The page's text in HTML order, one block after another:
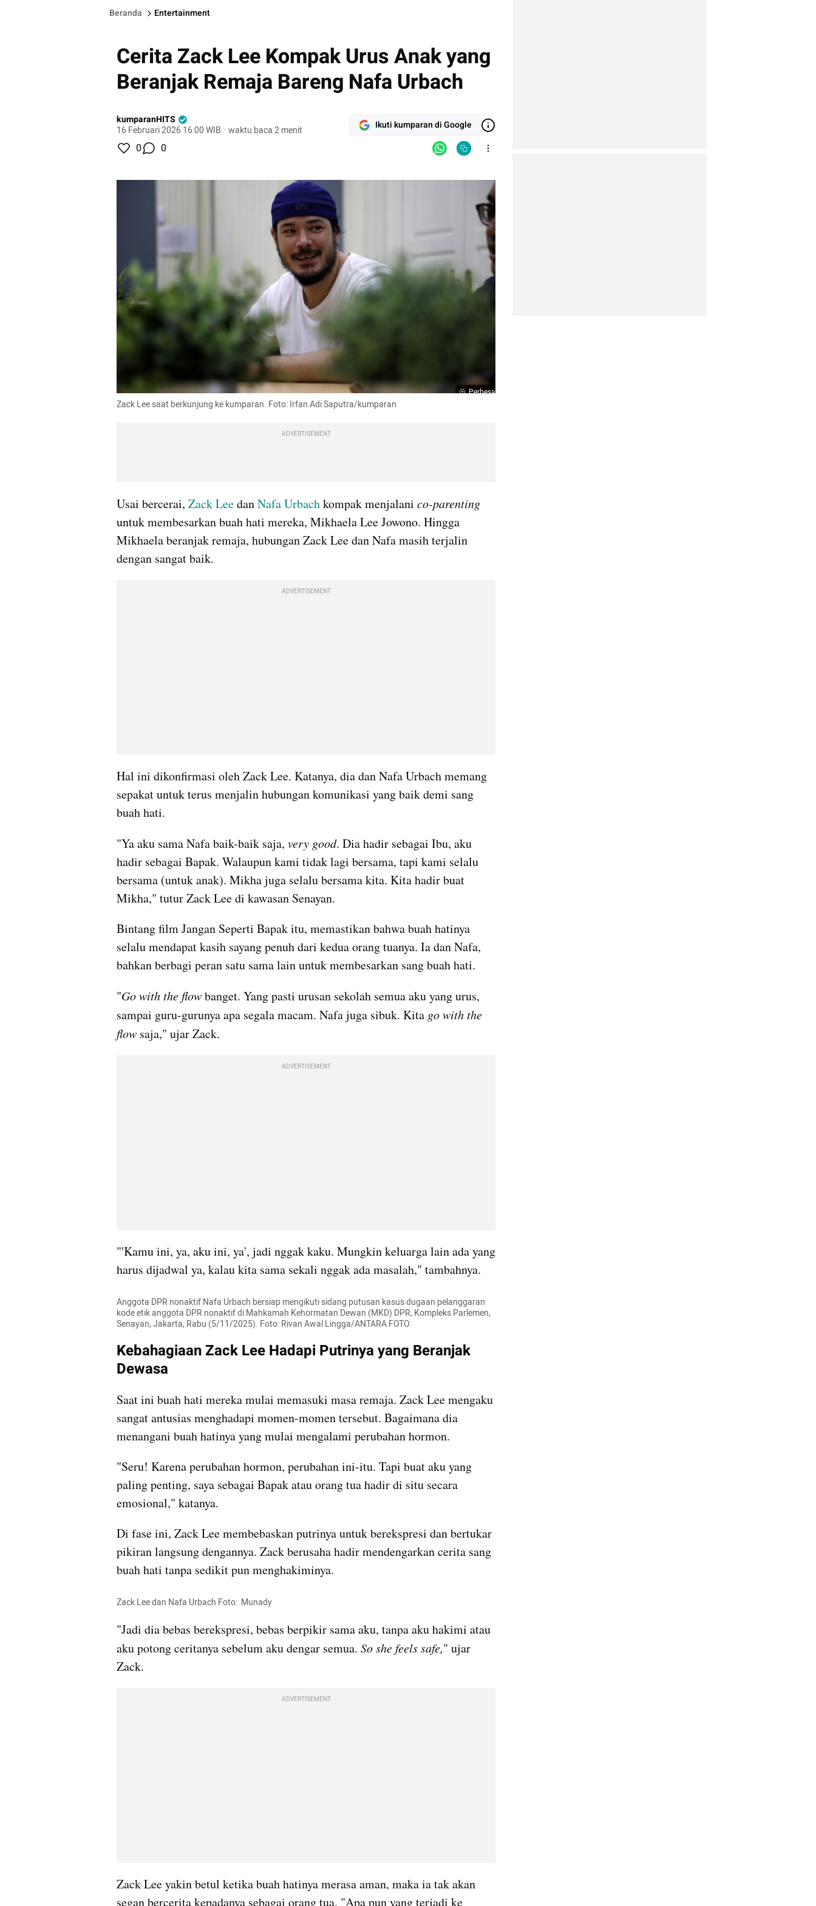
Beranda Entertainment
Cerita Zack Lee Kompak Urus Anak yang
Beranjak Remaja Bareng Nafa Urbach
kumparanHITS
16 Februari 2026 16:00 WIB · waktu baca 2 menit Ikuti kumparan di Google
0 0
Perbesar
Zack Lee saat berkunjung ke kumparan. Foto: Irfan Adi Saputra/kumparan
ADVERTISEMENT
Usai bercerai, Zack Lee dan Nafa Urbach kompak menjalani co-parenting
untuk membesarkan buah hati mereka, Mikhaela Lee Jowono. Hingga
Mikhaela beranjak remaja, hubungan Zack Lee dan Nafa masih terjalin
dengan sangat baik.
ADVERTISEMENT
Hal ini dikonfirmasi oleh Zack Lee. Katanya, dia dan Nafa Urbach memang
sepakat untuk terus menjalin hubungan komunikasi yang baik demi sang
buah hati.
"Ya aku sama Nafa baik-baik saja, very good. Dia hadir sebagai Ibu, aku
hadir sebagai Bapak. Walaupun kami tidak lagi bersama, tapi kami selalu
bersama (untuk anak). Mikha juga selalu bersama kita. Kita hadir buat
Mikha," tutur Zack Lee di kawasan Senayan.
Bintang film Jangan Seperti Bapak itu, memastikan bahwa buah hatinya
selalu mendapat kasih sayang penuh dari kedua orang tuanya. Ia dan Nafa,
bahkan berbagi peran satu sama lain untuk membesarkan sang buah hati.
"Go with the flow banget. Yang pasti urusan sekolah semua aku yang urus,
sampai guru-gurunya apa segala macam. Nafa juga sibuk. Kita go with the
flow saja," ujar Zack.
ADVERTISEMENT
"'Kamu ini, ya, aku ini, ya', jadi nggak kaku. Mungkin keluarga lain ada yang
harus dijadwal ya, kalau kita sama sekali nggak ada masalah," tambahnya.
Anggota DPR nonaktif Nafa Urbach bersiap mengikuti sidang putusan kasus dugaan pelanggaran
kode etik anggota DPR nonaktif di Mahkamah Kehormatan Dewan (MKD) DPR, Kompleks Parlemen,
Senayan, Jakarta, Rabu (5/11/2025). Foto: Rivan Awal Lingga/ANTARA FOTO
Kebahagiaan Zack Lee Hadapi Putrinya yang Beranjak
Dewasa
Saat ini buah hati mereka mulai memasuki masa remaja. Zack Lee mengaku
sangat antusias menghadapi momen-momen tersebut. Bagaimana dia
menangani buah hatinya yang mulai mengalami perubahan hormon.
"Seru! Karena perubahan hormon, perubahan ini-itu. Tapi buat aku yang
paling penting, saya sebagai Bapak atau orang tua hadir di situ secara
emosional," katanya.
Di fase ini, Zack Lee membebaskan putrinya untuk berekspresi dan bertukar
pikiran langsung dengannya. Zack berusaha hadir mendengarkan cerita sang
buah hati tanpa sedikit pun menghakiminya.
Zack Lee dan Nafa Urbach Foto:  Munady
"Jadi dia bebas berekspresi, bebas berpikir sama aku, tanpa aku hakimi atau
aku potong ceritanya sebelum aku dengar semua. So she feels safe," ujar
Zack.
ADVERTISEMENT
Zack Lee yakin betul ketika buah hatinya merasa aman, maka ia tak akan
segan bercerita kepadanya sebagai orang tua. "Apa pun yang terjadi ke